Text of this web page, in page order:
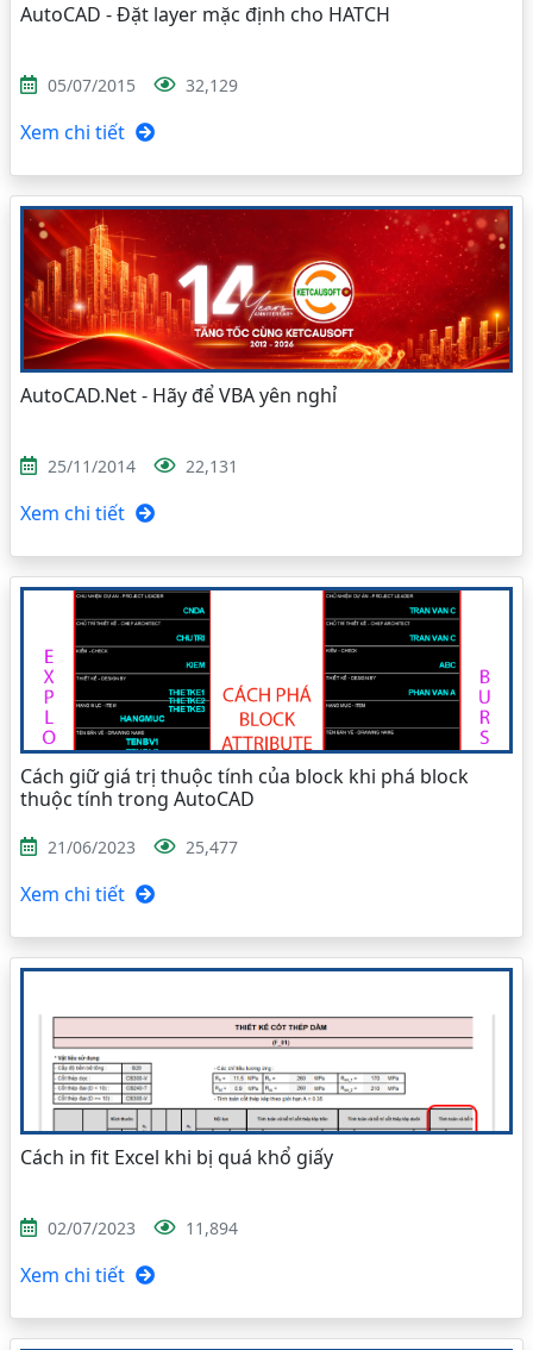
AutoCAD - Đặt layer mặc định cho HATCH
05/07/2015 32,129
Xem chi tiết
AutoCAD.Net - Hãy để VBA yên nghỉ
25/11/2014 22,131
Xem chi tiết
Cách giữ giá trị thuộc tính của block khi phá block
thuộc tính trong AutoCAD
21/06/2023 25,477
Xem chi tiết
Cách in fit Excel khi bị quá khổ giấy
02/07/2023 11,894
Xem chi tiết